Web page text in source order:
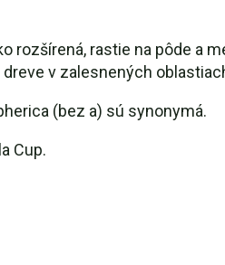
rozšírená, rastie na pôde a
v zalesnených
(bez a) sú synonymá.
Cup.